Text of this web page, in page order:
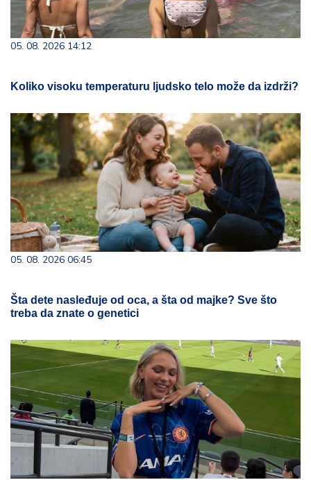
05. 08. 2026 14:12
Koliko visoku temperaturu ljudsko telo može da izdrži?
05. 08. 2026 06:45
Šta dete nasleđuje od oca, a šta od majke? Sve što
treba da znate o genetici